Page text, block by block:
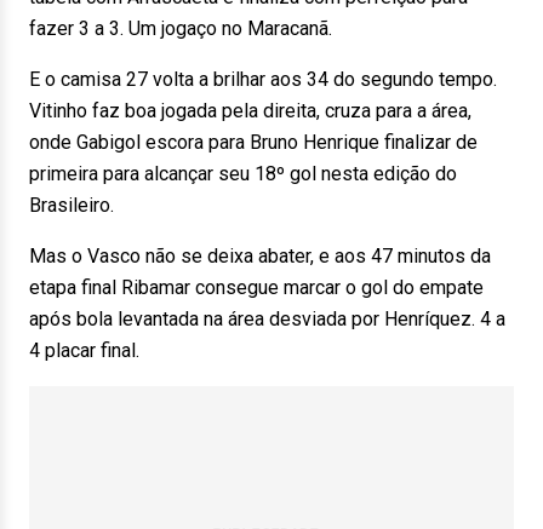
fazer 3 a 3. Um jogaço no Maracanã.
E o camisa 27 volta a brilhar aos 34 do segundo tempo.
Vitinho faz boa jogada pela direita, cruza para a área,
onde Gabigol escora para Bruno Henrique finalizar de
primeira para alcançar seu 18º gol nesta edição do
Brasileiro.
Mas o Vasco não se deixa abater, e aos 47 minutos da
etapa final Ribamar consegue marcar o gol do empate
após bola levantada na área desviada por Henríquez. 4 a
4 placar final.